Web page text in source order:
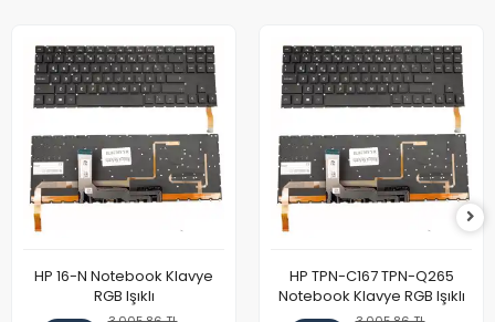
HP 16-N Notebook Klavye
RGB Işıklı
HP TPN-C167 TPN-Q265
Notebook Klavye RGB Işıklı